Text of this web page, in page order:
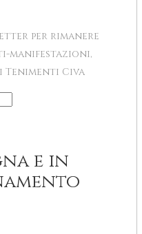
per rimanere
manifestazioni,
Civa
e in